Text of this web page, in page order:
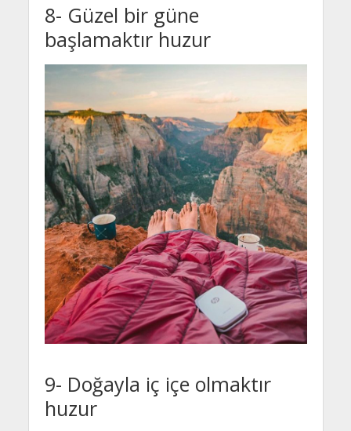
8- Güzel bir güne
başlamaktır huzur
9- Doğayla iç içe olmaktır
huzur